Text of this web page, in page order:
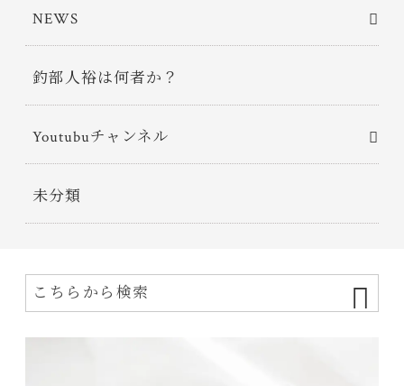
NEWS
釣部人裕は何者か？
Youtubuチャンネル
未分類